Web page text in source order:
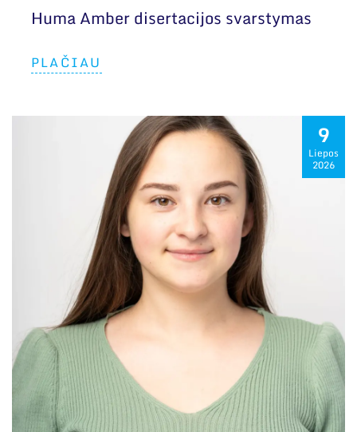
Huma Amber disertacijos svarstymas
PLAČIAU
9
Liepos
2026